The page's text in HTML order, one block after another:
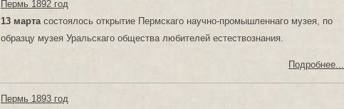
Пермь 1892 год
13 мартасостоялось открытие Пермскаго научно-промышленнаго музея, по
образцу музея Уральскаго общества любителей естествознания.
Подробнее...
Пермь 1893 год